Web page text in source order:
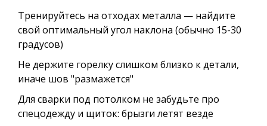
Тренируйтесь на отходах металла — найдите
свой оптимальный угол наклона (обычно 15-30
градусов)
Не держите горелку слишком близко к детали,
иначе шов "размажется"
Для сварки под потолком не забудьте про
спецодежду и щиток: брызги летят везде